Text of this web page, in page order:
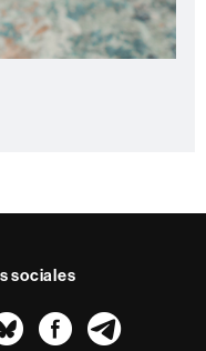
sociales
Bluesky